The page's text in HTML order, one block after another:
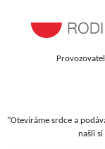
"Otevíráme srdce a
našli